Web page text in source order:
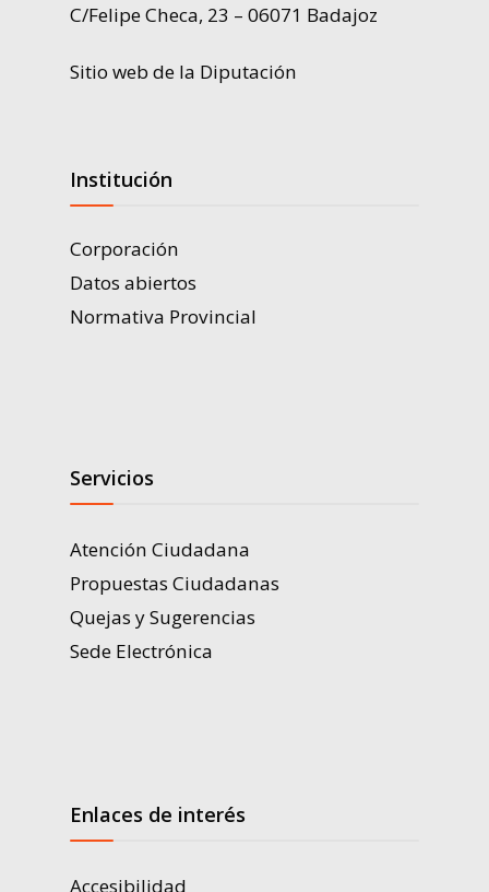
C/Felipe Checa, 23 – 06071 Badajoz
Sitio web de la Diputación
Institución
Corporación
Datos abiertos
Normativa Provincial
Servicios
Atención Ciudadana
Propuestas Ciudadanas
Quejas y Sugerencias
Sede Electrónica
Enlaces de interés
Accesibilidad